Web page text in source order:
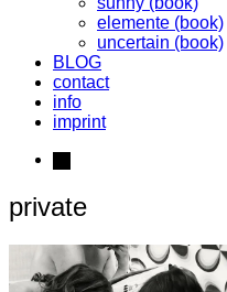
elemente (book)
uncertain (book)
BLOG
contact
info
imprint
instagram
private